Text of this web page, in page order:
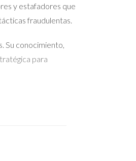
y estafadores que
fraudulentas.
Su conocimiento,
para